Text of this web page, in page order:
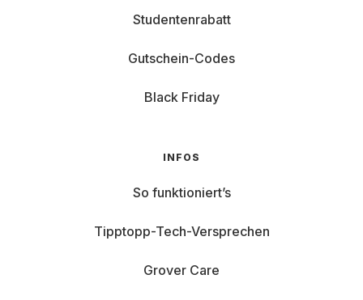
Studentenrabatt
Gutschein-Codes
Black Friday
INFOS
So funktioniert’s
Tipptopp-Tech-Versprechen
Grover Care